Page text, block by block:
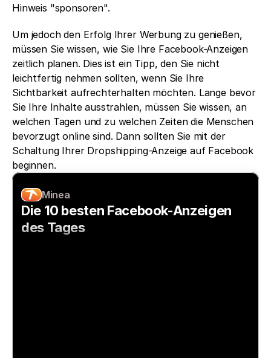
Hinweis "sponsoren".
Um jedoch den Erfolg Ihrer Werbung zu genießen,
müssen Sie wissen, wie Sie Ihre Facebook-Anzeigen
zeitlich planen. Dies ist ein Tipp, den Sie nicht
leichtfertig nehmen sollten, wenn Sie Ihre
Sichtbarkeit aufrechterhalten möchten. Lange bevor
Sie Ihre Inhalte ausstrahlen, müssen Sie wissen, an
welchen Tagen und zu welchen Zeiten die Menschen
bevorzugt online sind. Dann sollten Sie mit der
Schaltung Ihrer Dropshipping-Anzeige auf Facebook
beginnen.
Minea
Die 10 besten Facebook-Anzeigen
des Tages